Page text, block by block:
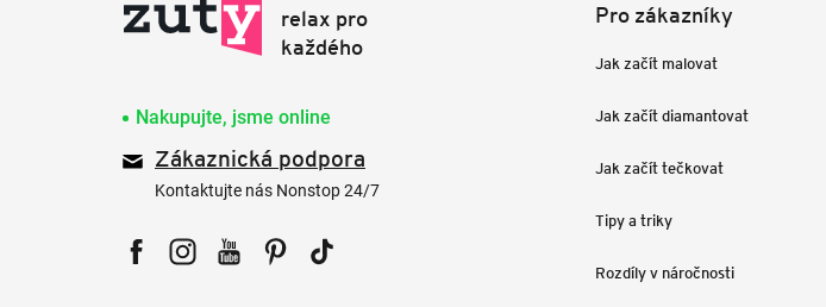
Nakupujte, jsme online
Zákaznická podpora
Kontaktujte nás Nonstop 24/7
Pro zákazníky
Jak začít malovat
Jak začít diamantovat
Jak začít tečkovat
Tipy a triky
Rozdíly v náročnosti